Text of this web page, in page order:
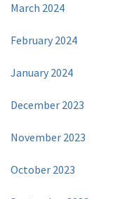
March 2024
February 2024
January 2024
December 2023
November 2023
October 2023